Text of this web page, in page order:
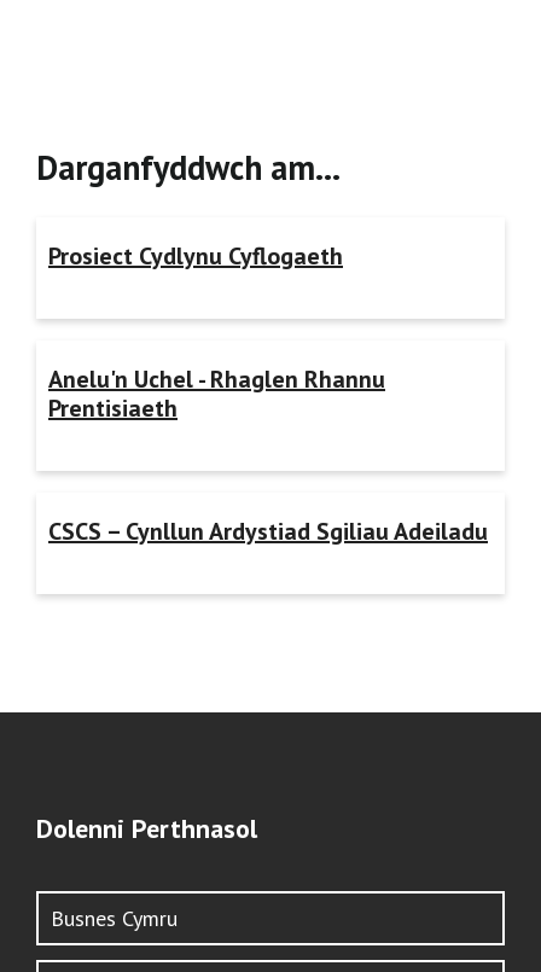
Darganfyddwch am…
Prosiect Cydlynu Cyflogaeth
Anelu'n Uchel - Rhaglen Rhannu
Prentisiaeth
CSCS – Cynllun Ardystiad Sgiliau Adeiladu
Dolenni Perthnasol
Busnes Cymru